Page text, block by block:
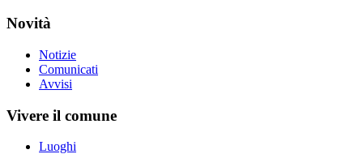
Novità
Notizie
Comunicati
Avvisi
Vivere il comune
Luoghi